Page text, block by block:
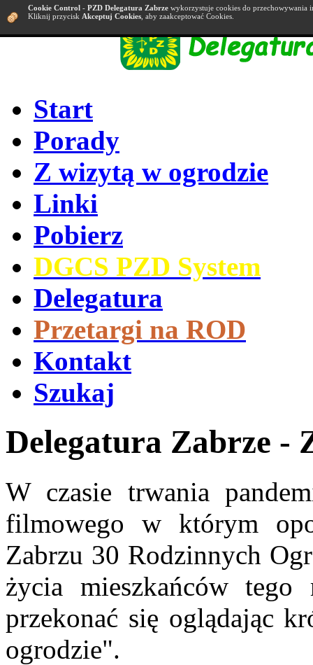
Start
Porady
Z wizytą w ogrodzie
Linki
Pobierz
DGCS PZD System
Delegatura
Przetargi na ROD
Kontakt
Szukaj
Cookie Control - PZD Delegatura Zabrze wykorzystuje cookies do przechowywania
Kliknij przycisk Akceptuj Cookies , aby zaakceptować Cookies.
Delegatura Zabrze -
W czasie trwania
filmowego w którym
Zabrzu 30 Rodzinnych
życia mieszkańców
przekonać się oglądając
ogrodzie".